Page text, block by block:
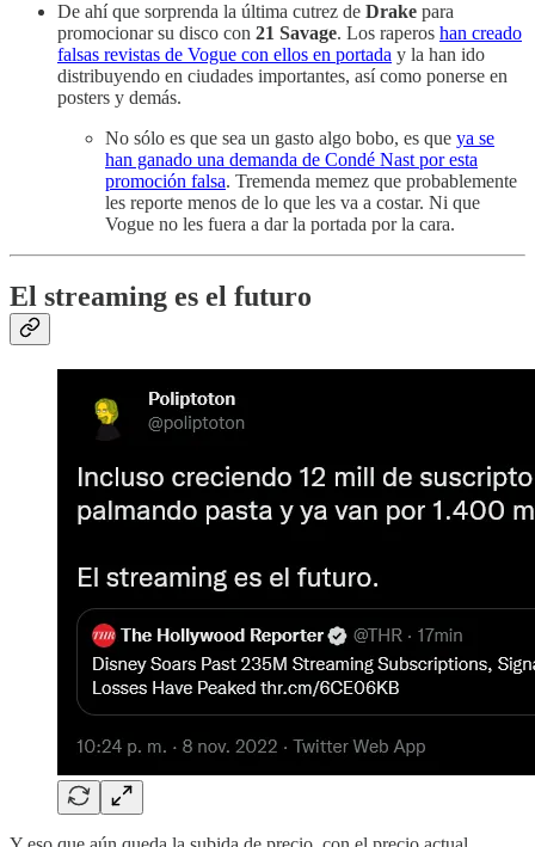
De ahí que sorprenda la última cutrez de Drake para
promocionar su disco con 21 Savage. Los raperos han creado
falsas revistas de Vogue con ellos en portada y la han ido
distribuyendo en ciudades importantes, así como ponerse en
posters y demás.
No sólo es que sea un gasto algo bobo, es que ya se
han ganado una demanda de Condé Nast por esta
promoción falsa. Tremenda memez que probablemente
les reporte menos de lo que les va a costar. Ni que
Vogue no les fuera a dar la portada por la cara.
El streaming es el futuro